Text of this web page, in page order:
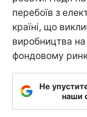
перебоїв з
країні, що
виробництва на
фондовому
Не
наши